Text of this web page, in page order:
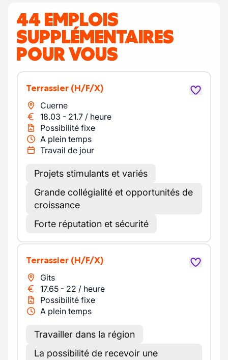
44 EMPLOIS
SUPPLÉMENTAIRES
POUR VOUS
Terrassier (H/F/X)
Cuerne
18.03 - 21.7 / heure
Possibilité fixe
A plein temps
Travail de jour
Projets stimulants et variés
Grande collégialité et opportunités de
croissance
Forte réputation et sécurité
Terrassier (H/F/X)
Gits
17.65 - 22 / heure
Possibilité fixe
A plein temps
Travailler dans la région
La possibilité de recevoir une